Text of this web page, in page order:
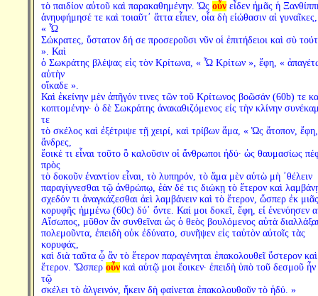
τὸ παιδίον αὐτοῦ καὶ παρακαθημένην. Ὡς οὖνεἶδεν ἡμᾶς ἡ
ἀνηυφήμησέ τε καὶ τοιαῦτ᾽ ἄττα εἶπεν, οἷα δὴ εἰώθασιν αἱ γυναῖκες,
« Ὦ
Σώκρατες, ὕστατον δή σε προσεροῦσι νῦν οἱ ἐπιτήδειοι καὶ σὺ
». Καὶ
ὁ Σωκράτης βλέψας εἰς τὸν Κρίτωνα, « Ὦ Κρίτων », ἔφη, «
αὐτὴν
οἴκαδε ».
Καὶ ἐκείνην μὲν ἀπῆγόν τινες τῶν τοῦ Κρίτωνος βοῶσάν (60b) τε
κοπτομένην· ὁ δὲ Σωκράτης ἀνακαθιζόμενος εἰς τὴν κλίνην
τε
τὸ σκέλος καὶ ἐξέτριψε τῇ χειρί, καὶ τρίβων ἅμα, « Ὡς ἄτοπον,
ἄνδρες,
ἔοικέ τι εἶναι τοῦτο ὃ καλοῦσιν οἱ ἄνθρωποι ἡδύ· ὡς θαυμασίως
πρὸς
τὸ δοκοῦν ἐναντίον εἶναι, τὸ λυπηρόν, τὸ ἅμα μὲν αὐτὼ μὴ ᾽θέλειν
παραγίγνεσθαι τῷ ἀνθρώπῳ, ἐὰν δέ τις διώκῃ τὸ ἕτερον καὶ
σχεδόν τι ἀναγκάζεσθαι ἀεὶ λαμβάνειν καὶ τὸ ἕτερον, ὥσπερ ἐκ μιᾶς
κορυφῆς ἡμμένω (60c) δύ᾽ ὄντε. Καί μοι δοκεῖ, ἔφη, εἰ ἐνενόησεν
Αἴσωπος, μῦθον ἂν συνθεῖναι ὡς ὁ θεὸς βουλόμενος αὐτὰ
πολεμοῦντα, ἐπειδὴ οὐκ ἐδύνατο, συνῆψεν εἰς ταὐτὸν αὐτοῖς τὰς
κορυφάς,
καὶ διὰ ταῦτα ᾧ ἂν τὸ ἕτερον παραγένηται ἐπακολουθεῖ ὕστερον
ἕτερον. Ὥσπερ οὖνκαὶ αὐτῷ μοι ἔοικεν· ἐπειδὴ ὑπὸ τοῦ δεσμοῦ ἦν
τῷ
σκέλει τὸ ἀλγεινόν, ἥκειν δὴ φαίνεται ἐπακολουθοῦν τὸ ἡδύ. »